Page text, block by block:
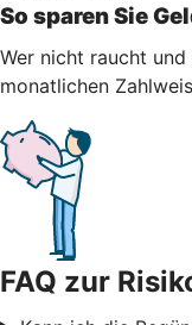
So sparen Sie
Wer nicht raucht
monatlichen
FAQ zur